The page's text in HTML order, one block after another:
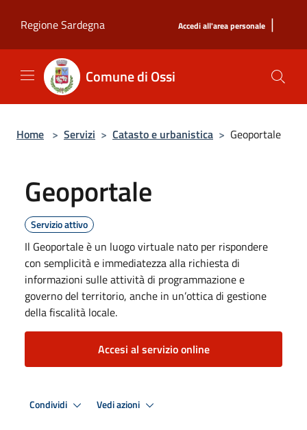
Regione Sardegna
Accedi all'area personale |
Comune di Ossi
Home > Servizi > Catasto e urbanistica > Geoportale
Geoportale
Servizio attivo
Il Geoportale è un luogo virtuale nato per rispondere
con semplicità e immediatezza alla richiesta di
informazioni sulle attività di programmazione e
governo del territorio, anche in un’ottica di gestione
della fiscalità locale.
Accesi al servizio online
Condividi Vedi azioni